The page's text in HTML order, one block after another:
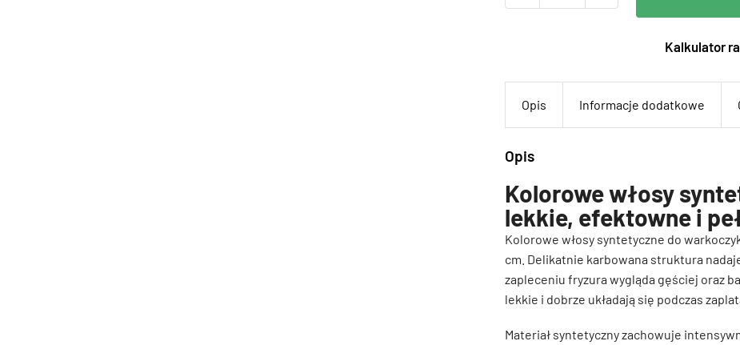
Kalkulator
Opis Informacje dodatkowe
Opis
Kolorowe włosy
lekkie, efektowne i
Kolorowe włosy syntetyczne do
cm. Delikatnie karbowana struktura
zapleceniu fryzura wygląda gęściej oraz
lekkie i dobrze układają się podczas
Materiał syntetyczny zachowuje